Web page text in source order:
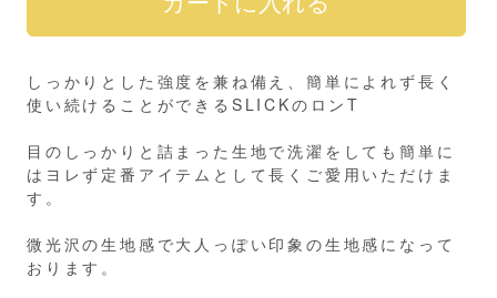
しっかりとした強度を兼ね備え、簡単によれず長く
使い続けることができるSLICKのロンT
目のしっかりと詰まった生地で洗濯をしても簡単に
はヨレず定番アイテムとして長くご愛用いただけま
す。
微光沢の生地感で大人っぽい印象の生地感になって
おります。